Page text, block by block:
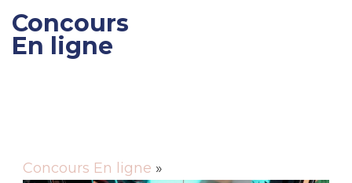
Concours
En ligne
Concours En ligne »